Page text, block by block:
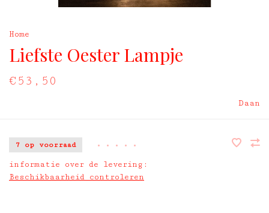
Home
Liefste Oester Lampje
€53,50
Daan
7 op voorraad • • • • •
informatie over de levering:
Beschikbaarheid controleren